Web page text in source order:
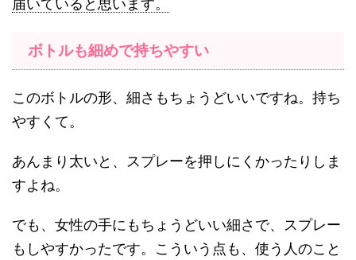
届いていると思います。
ボトルも細めで持ちやすい
このボトルの形、細さもちょうどいいですね。持ち
やすくて。
あんまり太いと、スプレーを押しにくかったりしま
すよね。
でも、女性の手にもちょうどいい細さで、スプレー
もしやすかったです。こういう点も、使う人のこと